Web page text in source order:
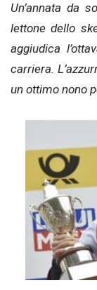
Un’annata da
lettone dello
aggiudica
carriera.
un ottimo nono